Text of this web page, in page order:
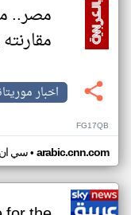
مصر..
اخبار
FG17QB
سي• arabic.cnn.com